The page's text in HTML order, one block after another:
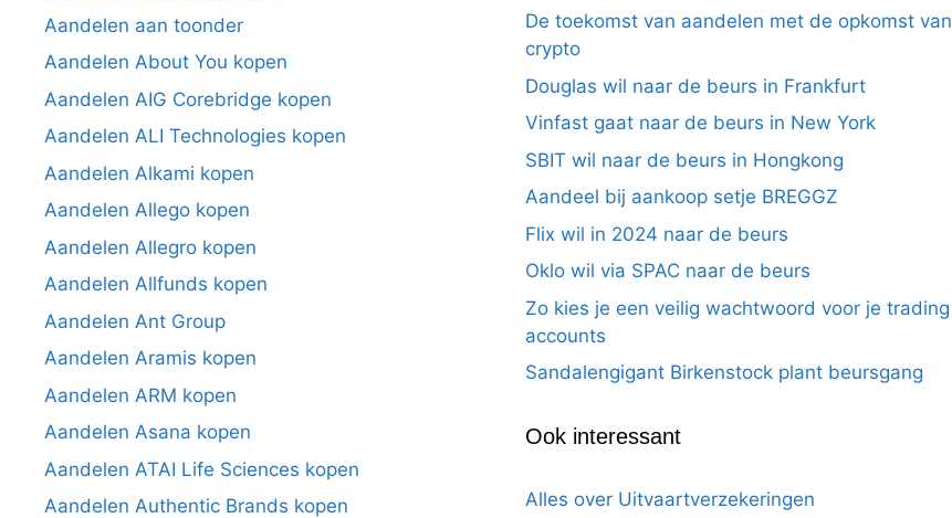
Aandelen aan toonder
Aandelen About You kopen
Aandelen AIG Corebridge kopen
Aandelen ALI Technologies kopen
Aandelen Alkami kopen
Aandelen Allego kopen
Aandelen Allegro kopen
Aandelen Allfunds kopen
Aandelen Ant Group
Aandelen Aramis kopen
Aandelen ARM kopen
Aandelen Asana kopen
Aandelen ATAI Life Sciences kopen
Aandelen Authentic Brands kopen
De toekomst van aandelen met de opkomst van
crypto
Douglas wil naar de beurs in Frankfurt
Vinfast gaat naar de beurs in New York
SBIT wil naar de beurs in Hongkong
Aandeel bij aankoop setje BREGGZ
Flix wil in 2024 naar de beurs
Oklo wil via SPAC naar de beurs
Zo kies je een veilig wachtwoord voor je trading
accounts
Sandalengigant Birkenstock plant beursgang
Ook interessant
Alles over Uitvaartverzekeringen